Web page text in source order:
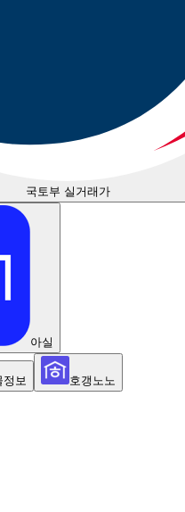
국토부 실거래가
아실
정보
호갱노노